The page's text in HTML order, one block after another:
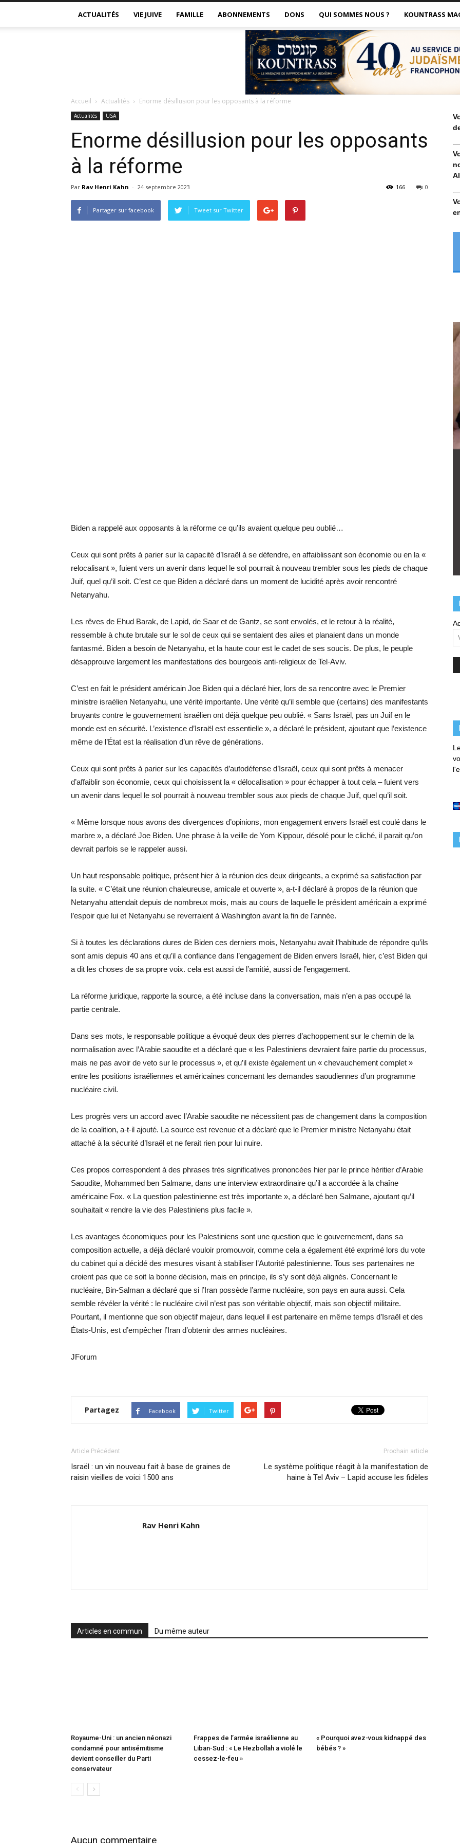
ACTUALITÉS VIE JUIVE FAMILLE ABONNEMENTS DONS QUI SOMMES NOUS ? KOUNTRASS
Accueil Actualités Enorme désillusion pour les opposants à la réforme
Actualités USA
Enorme désillusion pour les opposants
à la réforme
Par Rav Henri Kahn - 24 septembre 2023 0
166
Partager sur facebook Tweet sur Twitter
Biden a rappelé aux opposants à la réforme ce qu’ils avaient quelque peu oublié…
Ceux qui sont prêts à parier sur la capacité d’Israël à se défendre, en affaiblissant son économie ou en la «
relocalisant », fuient vers un avenir dans lequel le sol pourrait à nouveau trembler sous les pieds de chaque
Juif, quel qu’il soit. C’est ce que Biden a déclaré dans un moment de lucidité après avoir rencontré
Netanyahu.
Les rêves de Ehud Barak, de Lapid, de Saar et de Gantz, se sont envolés, et le retour à la réalité,
ressemble à chute brutale sur le sol de ceux qui se sentaient des ailes et planaient dans un monde
fantasmé. Biden a besoin de Netanyahu, et la haute cour est le cadet de ses soucis. De plus, le peuple
désapprouve largement les manifestations des bourgeois anti-religieux de Tel-Aviv.
C’est en fait le président américain Joe Biden qui a déclaré hier, lors de sa rencontre avec le Premier
ministre israélien Netanyahu, une vérité importante. Une vérité qu’il semble que (certains) des manifestants
bruyants contre le gouvernement israélien ont déjà quelque peu oublié. « Sans Israël, pas un Juif en le
monde est en sécurité. L’existence d’Israël est essentielle », a déclaré le président, ajoutant que l’existence
même de l’État est la réalisation d’un rêve de générations.
Ceux qui sont prêts à parier sur les capacités d’autodéfense d’Israël, ceux qui sont prêts à menacer
d’affaiblir son économie, ceux qui choisissent la « délocalisation » pour échapper à tout cela – fuient vers
un avenir dans lequel le sol pourrait à nouveau trembler sous aux pieds de chaque Juif, quel qu’il soit.
« Même lorsque nous avons des divergences d’opinions, mon engagement envers Israël est coulé dans le
marbre », a déclaré Joe Biden. Une phrase à la veille de Yom Kippour, désolé pour le cliché, il parait qu’on
devrait parfois se le rappeler aussi.
Un haut responsable politique, présent hier à la réunion des deux dirigeants, a exprimé sa satisfaction par
la suite. « C’était une réunion chaleureuse, amicale et ouverte », a-t-il déclaré à propos de la réunion que
Netanyahu attendait depuis de nombreux mois, mais au cours de laquelle le président américain a exprimé
l’espoir que lui et Netanyahu se reverraient à Washington avant la fin de l’année.
Si à toutes les déclarations dures de Biden ces derniers mois, Netanyahu avait l’habitude de répondre qu’ils
sont amis depuis 40 ans et qu’il a confiance dans l’engagement de Biden envers Israël, hier, c’est Biden qui
a dit les choses de sa propre voix. cela est aussi de l’amitié, aussi de l’engagement.
La réforme juridique, rapporte la source, a été incluse dans la conversation, mais n’en a pas occupé la
partie centrale.
Dans ses mots, le responsable politique a évoqué deux des pierres d’achoppement sur le chemin de la
normalisation avec l’Arabie saoudite et a déclaré que « les Palestiniens devraient faire partie du processus,
mais ne pas avoir de veto sur le processus », et qu’il existe également un « chevauchement complet »
entre les positions israéliennes et américaines concernant les demandes saoudiennes d’un programme
nucléaire civil.
Les progrès vers un accord avec l’Arabie saoudite ne nécessitent pas de changement dans la composition
de la coalition, a-t-il ajouté. La source est revenue et a déclaré que le Premier ministre Netanyahu était
attaché à la sécurité d’Israël et ne ferait rien pour lui nuire.
Ces propos correspondent à des phrases très significatives prononcées hier par le prince héritier d’Arabie
Saoudite, Mohammed ben Salmane, dans une interview extraordinaire qu’il a accordée à la chaîne
américaine Fox. « La question palestinienne est très importante », a déclaré ben Salmane, ajoutant qu’il
souhaitait « rendre la vie des Palestiniens plus facile ».
Les avantages économiques pour les Palestiniens sont une question que le gouvernement, dans sa
composition actuelle, a déjà déclaré vouloir promouvoir, comme cela a également été exprimé lors du vote
du cabinet qui a décidé des mesures visant à stabiliser l’Autorité palestinienne. Tous ses partenaires ne
croient pas que ce soit la bonne décision, mais en principe, ils s’y sont déjà alignés. Concernant le
nucléaire, Bin-Salman a déclaré que si l’Iran possède l’arme nucléaire, son pays en aura aussi. Cela
semble révéler la vérité : le nucléaire civil n’est pas son véritable objectif, mais son objectif militaire.
Pourtant, il mentionne que son objectif majeur, dans lequel il est partenaire en même temps d’Israël et des
États-Unis, est d’empêcher l’Iran d’obtenir des armes nucléaires.
JForum
Partagez Facebook Twitter
Article Précédent
Israël : un vin nouveau fait à base de graines de
raisin vieilles de voici 1500 ans
Prochain article
Le système politique réagit à la manifestation de
haine à Tel Aviv – Lapid accuse les fidèles
Rav Henri Kahn
Articles en commun Du même auteur
Royaume-Uni : un ancien néonazi
condamné pour antisémitisme
devient conseiller du Parti
conservateur
Frappes de l’armée israélienne au
Liban-Sud : « Le Hezbollah a violé le
cessez-le-feu »
« Pourquoi avez-vous kidnappé des
bébés ? »
Aucun commentaire